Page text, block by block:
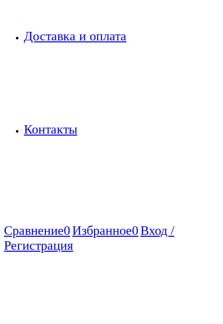
Доставка и оплата
Контакты
Сравнение0Избранное0Вход /
Регистрация